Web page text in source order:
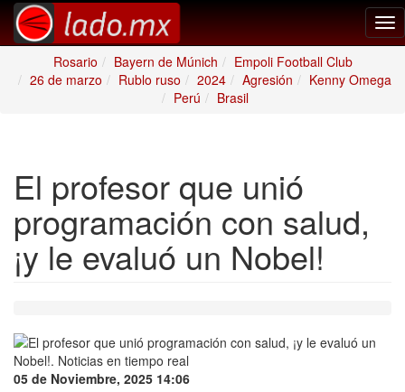
Rosario
Bayern de Múnich
Empoli Football Club
26 de marzo
Rublo ruso 2024 Agresión
Kenny Omega
Perú
Brasil
El profesor que unió
programación con salud,
¡y le evaluó un Nobel!
05 de Noviembre, 2025 14:06